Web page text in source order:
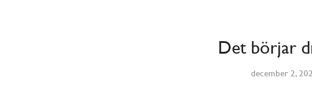
Det börjar
december 2,